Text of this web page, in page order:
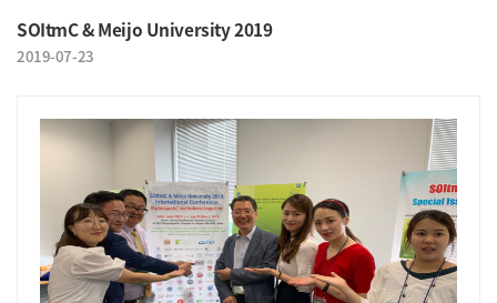
SOItmC & Meijo University 2019
2019-07-23